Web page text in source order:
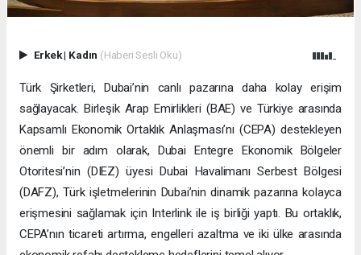
Erkek| Kadın (Haberi Sesli Oku)
Türk Şirketleri, Dubai’nin canlı pazarına daha kolay erişim
sağlayacak. Birleşik Arap Emirlikleri (BAE) ve Türkiye arasında
Kapsamlı Ekonomik Ortaklık Anlaşması’nı (CEPA) destekleyen
önemli bir adım olarak, Dubai Entegre Ekonomik Bölgeler
Otoritesi’nin (DIEZ) üyesi Dubai Havalimanı Serbest Bölgesi
(DAFZ), Türk işletmelerinin Dubai’nin dinamik pazarına kolayca
erişmesini sağlamak için Interlink ile iş birliği yaptı. Bu ortaklık,
CEPA’nın ticareti artırma, engelleri azaltma ve iki ülke arasında